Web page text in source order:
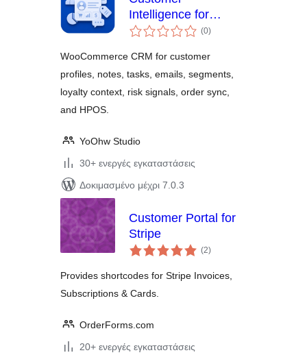
Intelligence for
WooCommerce
(0αξιολογήσεις
σύνολο
)
WooCommerce CRM for customer
profiles, notes, tasks, emails, segments,
loyalty context, risk signals, order sync,
and HPOS.
YoOhw Studio
30+ ενεργές εγκαταστάσεις
Δοκιμασμένο μέχρι 7.0.3
Customer Portal for
Stripe
(2αξιολογήσεις
σύνολο
)
Provides shortcodes for Stripe Invoices,
Subscriptions & Cards.
OrderForms.com
20+ ενεργές εγκαταστάσεις